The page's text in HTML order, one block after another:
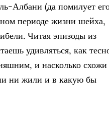
Албани (да помилует
периоде жизни шейха,
Читая эпизоды из
удивляться, как
и насколько схожи
ни жили и в какую бы